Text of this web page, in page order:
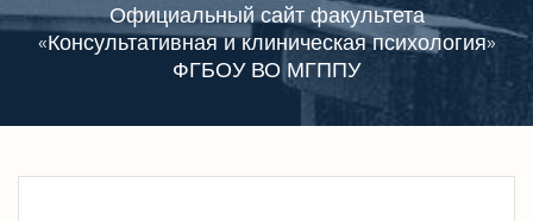
Официальный сайт факультета
«Консультативная и клиническая психология»
ФГБОУ ВО МГППУ